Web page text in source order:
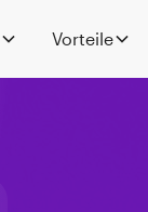
Vorteile